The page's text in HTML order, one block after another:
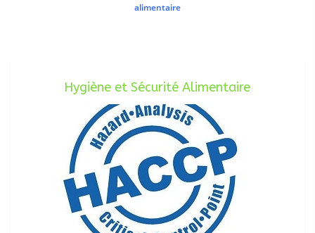
alimentaire
Hygiène et Sécurité Alimentaire